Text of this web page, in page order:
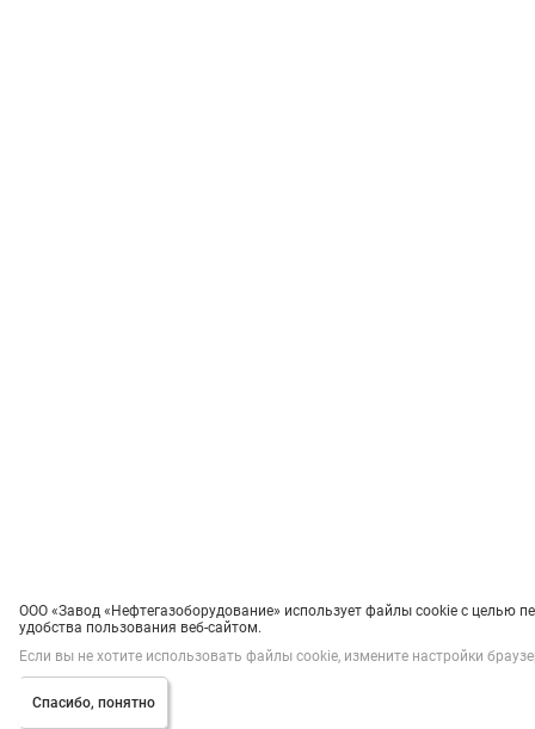
ООО «Завод «Нефтегазоборудование» использует файлы cookie с целью
удобства пользования веб-сайтом.
Если вы не хотите использовать файлы cookie, измените настройки
Спасибо, понятно